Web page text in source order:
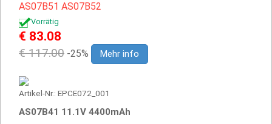
AS07B51 AS07B52
Vorrätig
€ 83.08
€ 117.00 -25% Mehr info
Artikel-Nr.: EPCE072_001
AS07B41 11.1V 4400mAh